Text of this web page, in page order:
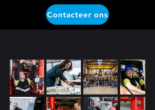
Contacteer ons